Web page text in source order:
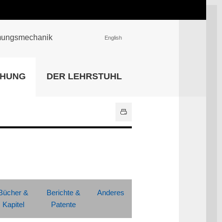
Universitätsbibliothek
English
DER LEHRSTUHL
&
Kapitel
Berichte &
Patente
Anderes